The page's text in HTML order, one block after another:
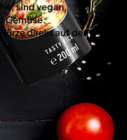
sind vegan,
Gemüse.
direkt auf den